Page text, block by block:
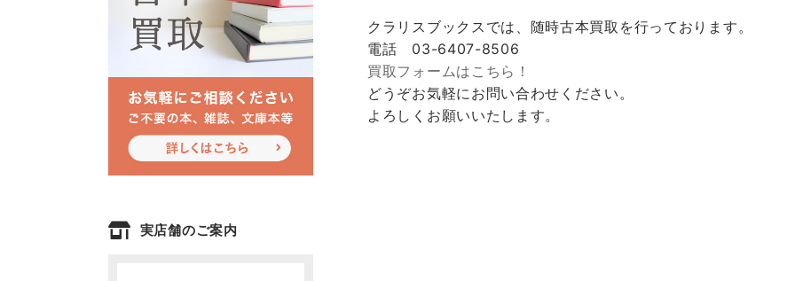
クラリスブックスでは、随時古本買取を行っております。
電話 03-6407-8506
買取フォームはこちら！
どうぞお気軽にお問い合わせください。
よろしくお願いいたします。
実店舗のご案内